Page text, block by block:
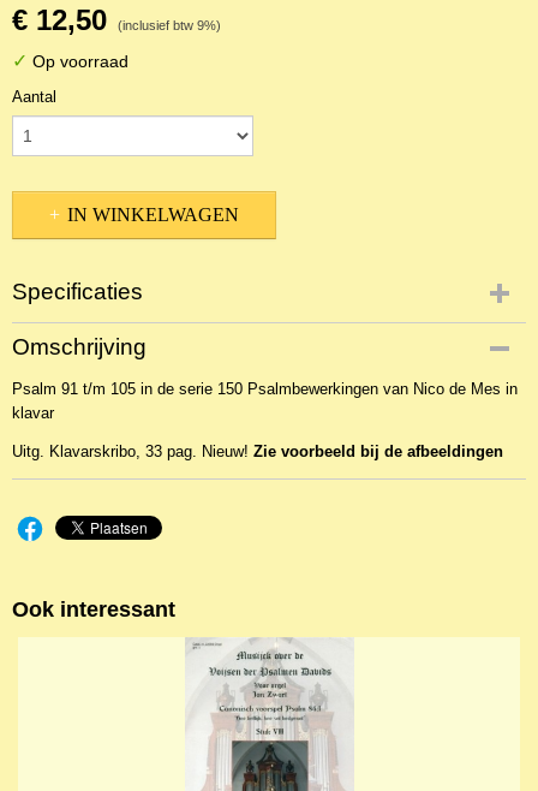
€ 12,50 (inclusief btw 9%)
✓ Op voorraad
Aantal
IN WINKELWAGEN
Specificaties
Productcode
18880
EAN code
KL 26007
Omschrijving
Psalm 91 t/m 105 in de serie 150 Psalmbewerkingen van Nico de Mes in
klavar
Uitg. Klavarskribo, 33 pag. Nieuw! Zie voorbeeld bij de afbeeldingen
Ook interessant